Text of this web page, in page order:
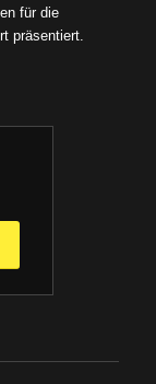
für die
präsentiert.